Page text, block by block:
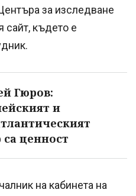
за изследване
сайт, където е
Гюров:
и
са ценност
на кабинета на